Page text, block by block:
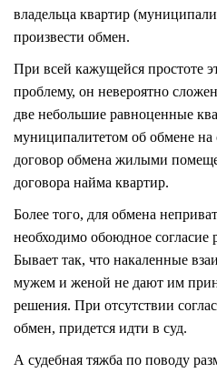
владельца квартир
произвести обмен.
При всей кажущейся простоте
проблему, он невероятно
две небольшие равноценные
муниципалитетом об обмене
договор обмена жилыми
договора найма квартир.
Более того, для обмена
необходимо обоюдное согласие
Бывает так, что накаленные
мужем и женой не дают им
решения. При отсутствии
обмен, придется идти в суд.
А судебная тяжба по поводу